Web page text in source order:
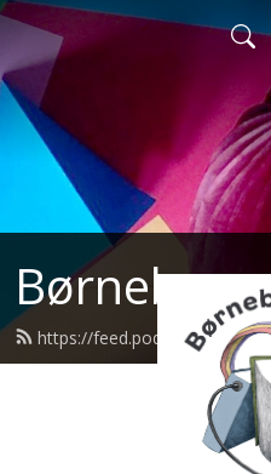
https://feed.podbean.com/